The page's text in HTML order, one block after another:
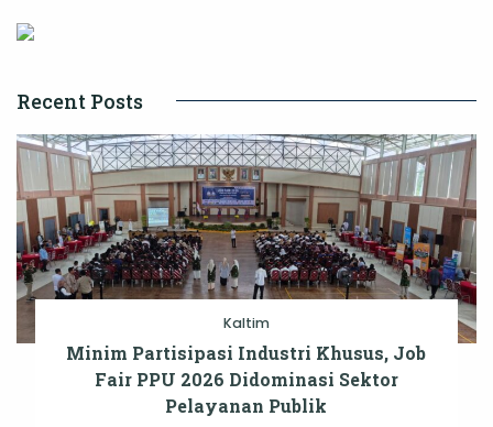
Recent Posts
Kaltim
Minim Partisipasi Industri Khusus, Job
Fair PPU 2026 Didominasi Sektor
Pelayanan Publik